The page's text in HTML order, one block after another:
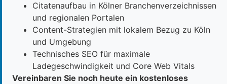
Citatenaufbau in Kölner Branchenverzeichnissen
und regionalen Portalen
Content-Strategien mit lokalem Bezug zu Köln
und Umgebung
Technisches SEO für maximale
Ladegeschwindigkeit und Core Web Vitals
Vereinbaren Sie noch heute ein kostenloses